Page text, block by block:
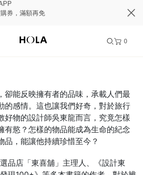
券，滿額再免
0
卻能反映擁有者的品味，承載人們最
的感情。這也讓我們好奇，對於旅行
好物的設計師吳東龍而言，究竟怎樣
有慾？怎樣的物品能成為生命的紀念
品，能讓他持續珍惜至今？
品店「東喜舖」主理人、《設計東